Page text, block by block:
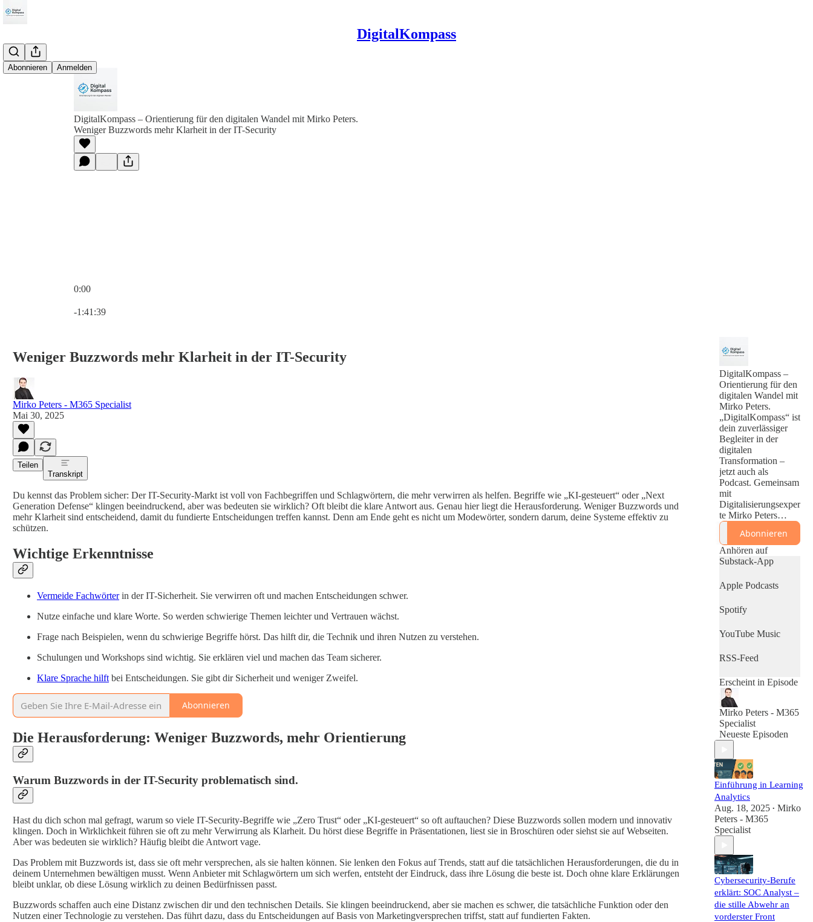
DigitalKompass
Abonnieren Anmelden
DigitalKompass – Orientierung für den digitalen Wandel mit Mirko Peters.
Weniger Buzzwords mehr Klarheit in der IT-Security
0:00
-1:41:39
Weniger Buzzwords mehr Klarheit in der IT-Security
Mirko Peters - M365 Specialist
Mai 30, 2025
Teilen
Transkript
Du kennst das Problem sicher: Der IT-Security-Markt ist voll von Fachbegriffen und Schlagwörtern, die mehr verwirren als helfen. Begriffe wie „KI-gesteuert“ oder „Next
Generation Defense“ klingen beeindruckend, aber was bedeuten sie wirklich? Oft bleibt die klare Antwort aus. Genau hier liegt die Herausforderung. Weniger Buzzwords und
mehr Klarheit sind entscheidend, damit du fundierte Entscheidungen treffen kannst. Denn am Ende geht es nicht um Modewörter, sondern darum, deine Systeme effektiv zu
schützen.
Wichtige Erkenntnisse
Vermeide Fachwörterin der IT-Sicherheit. Sie verwirren oft und machen Entscheidungen schwer.
Nutze einfache und klare Worte. So werden schwierige Themen leichter und Vertrauen wächst.
Frage nach Beispielen, wenn du schwierige Begriffe hörst. Das hilft dir, die Technik und ihren Nutzen zu verstehen.
Schulungen und Workshops sind wichtig. Sie erklären viel und machen das Team sicherer.
Klare Sprache hilft bei Entscheidungen. Sie gibt dir Sicherheit und weniger Zweifel.
Abonnieren
Die Herausforderung: Weniger Buzzwords, mehr Orientierung
Warum Buzzwords in der IT-Security problematisch sind.
Hast du dich schon mal gefragt, warum so viele IT-Security-Begriffe wie „Zero Trust“ oder „KI-gesteuert“ so oft auftauchen? Diese Buzzwords sollen modern und innovativ
klingen. Doch in Wirklichkeit führen sie oft zu mehr Verwirrung als Klarheit. Du hörst diese Begriffe in Präsentationen, liest sie in Broschüren oder siehst sie auf Webseiten.
Aber was bedeuten sie wirklich? Häufig bleibt die Antwort vage.
Das Problem mit Buzzwords ist, dass sie oft mehr versprechen, als sie halten können. Sie lenken den Fokus auf Trends, statt auf die tatsächlichen Herausforderungen, die du in
deinem Unternehmen bewältigen musst. Wenn Anbieter mit Schlagwörtern um sich werfen, entsteht der Eindruck, dass ihre Lösung die beste ist. Doch ohne klare Erklärungen
bleibt unklar, ob diese Lösung wirklich zu deinen Bedürfnissen passt.
Buzzwords schaffen auch eine Distanz zwischen dir und den technischen Details. Sie klingen beeindruckend, aber sie machen es schwer, die tatsächliche Funktion oder den
Nutzen einer Technologie zu verstehen. Das führt dazu, dass du Entscheidungen auf Basis von Marketingversprechen triffst, statt auf fundierten Fakten.
DigitalKompass –
Orientierung für den
digitalen Wandel mit
Mirko Peters.
„DigitalKompass“ ist
dein zuverlässiger
Begleiter in der
digitalen
Transformation –
jetzt auch als
Podcast. Gemeinsam
mit
Digitalisierungsexper
te Mirko Peters
beleuchten wir
fundierte
Entwicklungen,
praxisnahe Impulse
und die wichtigsten
Trends rund um
Innovation,
digitale Strategien in
Verwaltung,
oder Gesellschaft –
strukturiert, wie
Vision und
Umsetzung im
digitalen Wandel
zusammenkommen.
Verständlich.
Aktuell. Auf den
Abonnieren
Anhören auf
Substack-App
Apple Podcasts
Spotify
YouTube Music
RSS-Feed
Erscheint in Episode
Mirko Peters - M365
Specialist
Neueste Episoden
Einführung in Learning
Analytics
Aug. 18, 2025 • Mirko
Peters - M365
Specialist
Cybersecurity-Berufe
erklärt: SOC Analyst –
die stille Abwehr an
vorderster Front